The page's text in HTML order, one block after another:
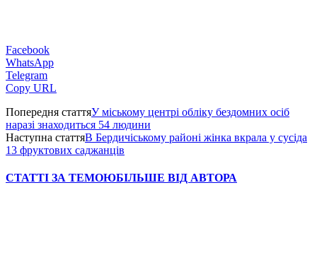
Facebook
WhatsApp
Telegram
Copy URL
Попередня статтяУ міському центрі обліку бездомних осіб
наразі знаходиться 54 людини
Наступна статтяВ Бердичіському районі жінка вкрала у сусіда
13 фруктових саджанців
СТАТТІ ЗА ТЕМОЮБІЛЬШЕ ВІД АВТОРА